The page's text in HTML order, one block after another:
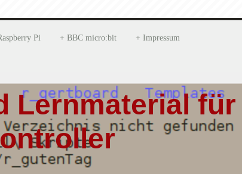
Pi BBC micro:bit Impressum
Lernmaterial für